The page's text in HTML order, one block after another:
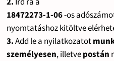
18472273-1-06-os
nyomtatáshoz kitöltve
3.Add le a nyilatkozatot
személyesen, illetvepostán